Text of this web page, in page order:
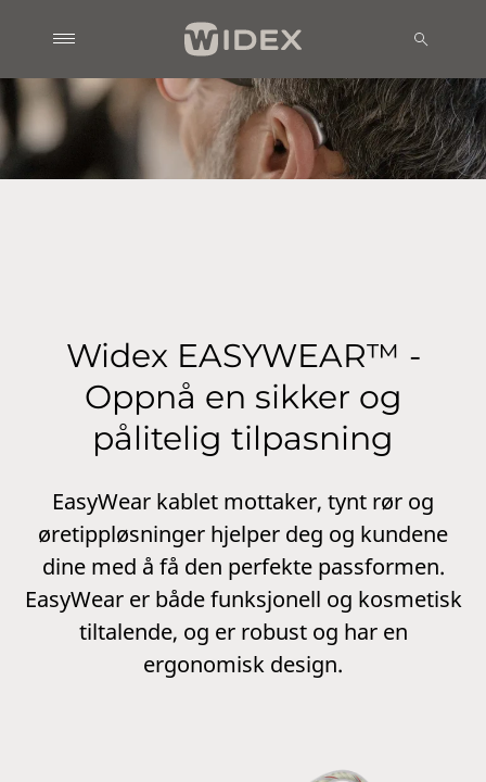
Widex EASYWEAR™ -
Oppnå en sikker og
pålitelig tilpasning
EasyWear kablet mottaker, tynt rør og
øretippløsninger hjelper deg og kundene
dine med å få den perfekte passformen.
EasyWear er både funksjonell og kosmetisk
tiltalende, og er robust og har en
ergonomisk design.